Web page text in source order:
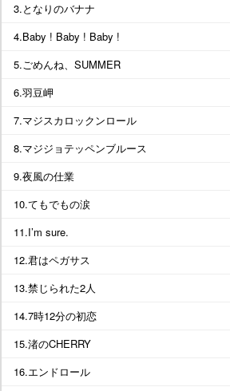
3.となりのバナナ
4.Baby ! Baby ! Baby !
5.ごめんね、SUMMER
6.羽豆岬
7.マジスカロックンロール
8.マジジョテッペンブルース
9.夜風の仕業
10.てもでもの涙
11.I’m sure.
12.君はペガサス
13.禁じられた2人
14.7時12分の初恋
15.渚のCHERRY
16.エンドロール